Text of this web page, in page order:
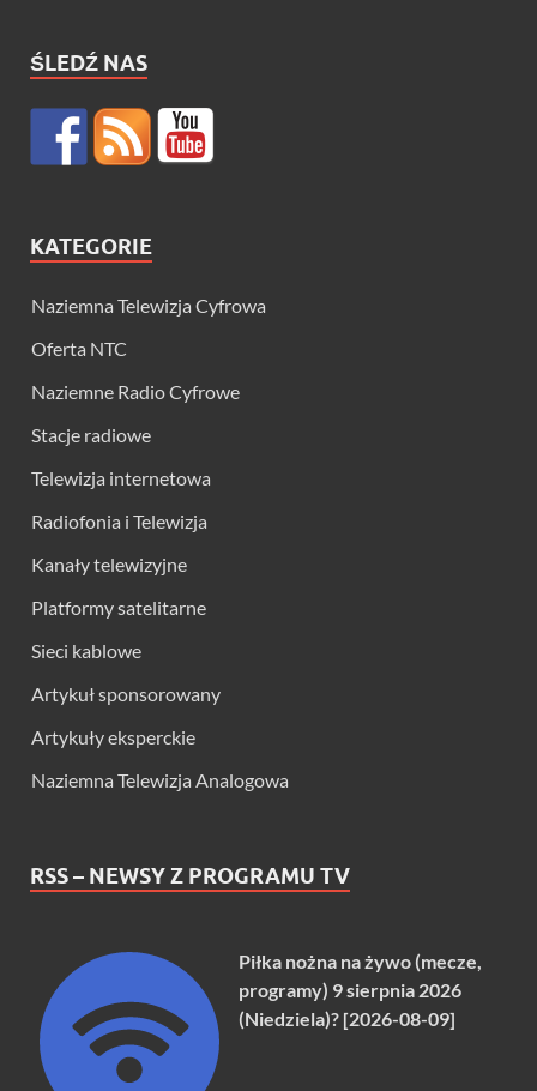
ŚLEDŹ NAS
KATEGORIE
Naziemna Telewizja Cyfrowa
Oferta NTC
Naziemne Radio Cyfrowe
Stacje radiowe
Telewizja internetowa
Radiofonia i Telewizja
Kanały telewizyjne
Platformy satelitarne
Sieci kablowe
Artykuł sponsorowany
Artykuły eksperckie
Naziemna Telewizja Analogowa
RSS – NEWSY Z PROGRAMU TV
Piłka nożna na żywo (mecze,
programy) 9 sierpnia 2026
(Niedziela)? [2026-08-09]